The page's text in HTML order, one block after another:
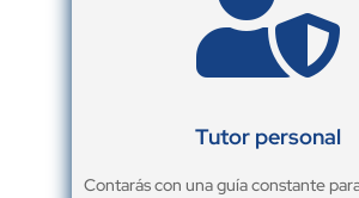
Tutor personal
Contarás con una guía constante